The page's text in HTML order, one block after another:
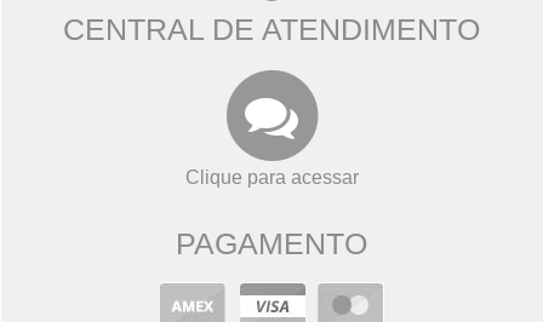
CENTRAL DE ATENDIMENTO
Clique para acessar
PAGAMENTO